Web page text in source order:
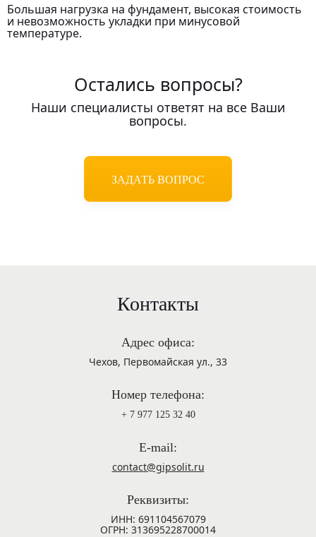
Большая нагрузка на фундамент, высокая стоимость
и невозможность укладки при минусовой
температуре.
Остались вопросы?
Наши специалисты ответят на все Ваши
вопросы.
ЗАДАТЬ ВОПРОС
Контакты
Адрес офиса:
Чехов, Первомайская ул., 33
Номер телефона:
+ 7 977 125 32 40
E-mail:
contact@gipsolit.ru
Реквизиты:
ИНН: 691104567079
ОГРН: 313695228700014